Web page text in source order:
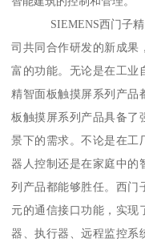
SIEMENS西门子精智
司共同合作研发的新成果
富的功能。无论是在工业
精智面板触摸屏系列产品
板触摸屏系列产品具备了
景下的需求。不论是在工
器人控制还是在家庭中的
列产品都能够胜任。西门
元的通信接口功能，实现
器、执行器、远程监控系